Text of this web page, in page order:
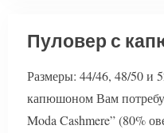
Пуловер с
Размеры: 44/46, 48/50 и
капюшоном Вам
Moda Cashmere” (80%